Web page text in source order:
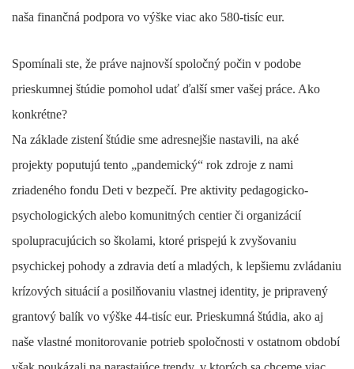
naša finančná podpora vo výške viac ako 580-tisíc eur.
Spomínali ste, že práve najnovší spoločný počin v podobe
prieskumnej štúdie pomohol udať ďalší smer vašej práce. Ako
konkrétne?
Na základe zistení štúdie sme adresnejšie nastavili, na aké
projekty poputujú tento „pandemický“ rok zdroje z nami
zriadeného fondu Deti v bezpečí. Pre aktivity pedagogicko-
psychologických alebo komunitných centier či organizácií
spolupracujúcich so školami, ktoré prispejú k zvyšovaniu
psychickej pohody a zdravia detí a mladých, k lepšiemu zvládaniu
krízových situácií a posilňovaniu vlastnej identity, je pripravený
grantový balík vo výške 44-tisíc eur. Prieskumná štúdia, ako aj
naše vlastné monitorovanie potrieb spoločnosti v ostatnom období